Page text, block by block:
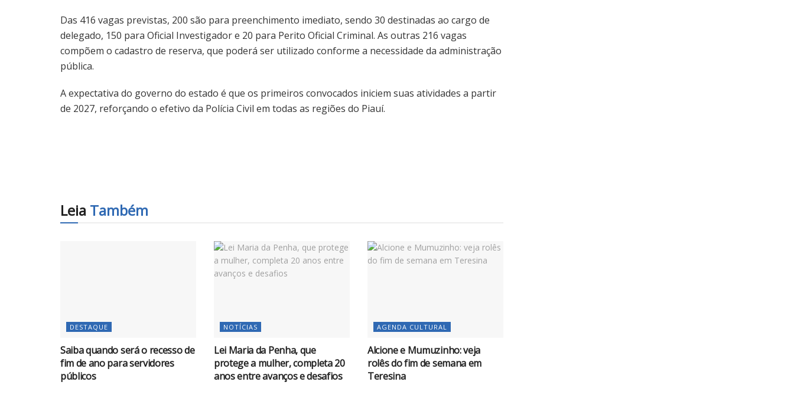
Das 416 vagas previstas, 200 são para preenchimento imediato, sendo 30 destinadas ao cargo de
delegado, 150 para Oficial Investigador e 20 para Perito Oficial Criminal. As outras 216 vagas
compõem o cadastro de reserva, que poderá ser utilizado conforme a necessidade da administração
pública.
A expectativa do governo do estado é que os primeiros convocados iniciem suas atividades a partir
de 2027, reforçando o efetivo da Polícia Civil em todas as regiões do Piauí.
Leia Também
DESTAQUE
Saiba quando será o recesso de
fim de ano para servidores
públicos
NOTÍCIAS
Lei Maria da Penha, que
protege a mulher, completa 20
anos entre avanços e desafios
AGENDA CULTURAL
Alcione e Mumuzinho: veja
rolês do fim de semana em
Teresina